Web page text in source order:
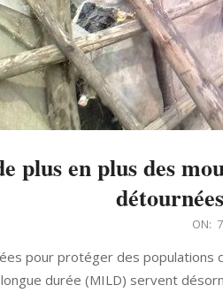
plus en plus des
ON:
pour protéger des populations
longue durée (MILD) servent